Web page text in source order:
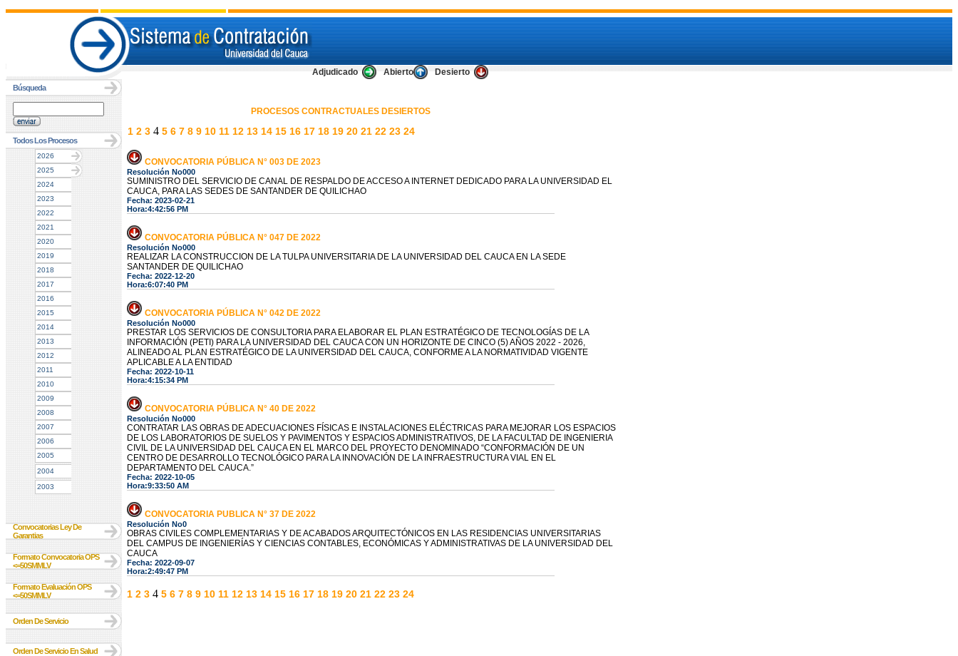
Adjudicado Abierto Desierto
Búsqueda
Todos Los Procesos
2026
2025
2024
2023
2022
2021
2020
2019
2018
2017
2016
2015
2014
2013
2012
2011
2010
2009
2008
2007
2006
2005
2004
2003
Convocatorias Ley De
Garantias
Formato Convocatoria OPS
<=50SMMLV
Formato Evaluación OPS
<=50SMMLV
Orden De Servicio
Orden De Servicio En Salud
PROCESOS CONTRACTUALES DESIERTOS
1 2 3 4 5 6 7 8 9 10 11 12 13 14 15 16 17 18 19 20 21 22 23 24
CONVOCATORIA PÚBLICA N° 003 DE 2023
Resolución No000
SUMINISTRO DEL SERVICIO DE CANAL DE RESPALDO DE ACCESO A INTERNET DEDICADO PARA LA UNIVERSIDAD EL
CAUCA, PARA LAS SEDES DE SANTANDER DE QUILICHAO
Fecha: 2023-02-21
Hora:4:42:56 PM
CONVOCATORIA PÚBLICA N° 047 DE 2022
Resolución No000
REALIZAR LA CONSTRUCCION DE LA TULPA UNIVERSITARIA DE LA UNIVERSIDAD DEL CAUCA EN LA SEDE
SANTANDER DE QUILICHAO
Fecha: 2022-12-20
Hora:6:07:40 PM
CONVOCATORIA PÚBLICA N° 042 DE 2022
Resolución No000
PRESTAR LOS SERVICIOS DE CONSULTORIA PARA ELABORAR EL PLAN ESTRATÉGICO DE TECNOLOGÍAS DE LA
INFORMACIÓN (PETI) PARA LA UNIVERSIDAD DEL CAUCA CON UN HORIZONTE DE CINCO (5) AÑOS 2022 - 2026,
ALINEADO AL PLAN ESTRATÉGICO DE LA UNIVERSIDAD DEL CAUCA, CONFORME A LA NORMATIVIDAD VIGENTE
APLICABLE A LA ENTIDAD
Fecha: 2022-10-11
Hora:4:15:34 PM
CONVOCATORIA PÚBLICA N° 40 DE 2022
Resolución No000
CONTRATAR LAS OBRAS DE ADECUACIONES FÍSICAS E INSTALACIONES ELÉCTRICAS PARA MEJORAR LOS ESPACIOS
DE LOS LABORATORIOS DE SUELOS Y PAVIMENTOS Y ESPACIOS ADMINISTRATIVOS, DE LA FACULTAD DE INGENIERIA
CIVIL DE LA UNIVERSIDAD DEL CAUCA EN EL MARCO DEL PROYECTO DENOMINADO “CONFORMACIÓN DE UN
CENTRO DE DESARROLLO TECNOLÓGICO PARA LA INNOVACIÓN DE LA INFRAESTRUCTURA VIAL EN EL
DEPARTAMENTO DEL CAUCA.”
Fecha: 2022-10-05
Hora:9:33:50 AM
CONVOCATORIA PUBLICA N° 37 DE 2022
Resolución No0
OBRAS CIVILES COMPLEMENTARIAS Y DE ACABADOS ARQUITECTÓNICOS EN LAS RESIDENCIAS UNIVERSITARIAS
DEL CAMPUS DE INGENIERÍAS Y CIENCIAS CONTABLES, ECONÓMICAS Y ADMINISTRATIVAS DE LA UNIVERSIDAD DEL
CAUCA
Fecha: 2022-09-07
Hora:2:49:47 PM
1 2 3 4 5 6 7 8 9 10 11 12 13 14 15 16 17 18 19 20 21 22 23 24